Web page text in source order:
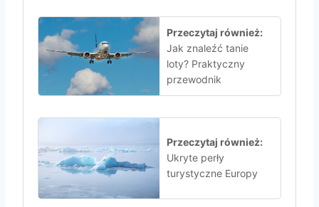
Przeczytaj również:
Jak znaleźć tanie
loty? Praktyczny
przewodnik
Przeczytaj również:
Ukryte perły
turystyczne Europy